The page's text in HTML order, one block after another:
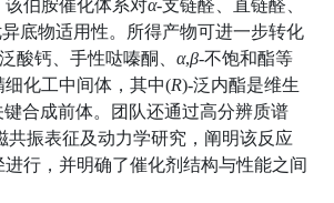
伯胺催化体系对α-支链醛、直链醛、
底物适用性。所得产物可进一步转化
泛酸钙、手性哒嗪酮、 α,β-不饱和酯等
化工中间体，其中(R)-泛内酯是维生
键合成前体。团队还通过高分辨质谱
共振表征及动力学研究，阐明该反应
行，并明确了催化剂结构与性能之间